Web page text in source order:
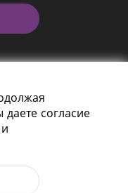
220114
(+375 17)
согласие